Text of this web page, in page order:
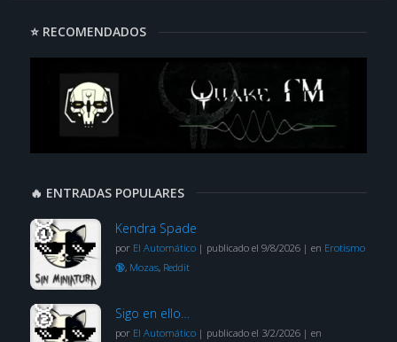
⭐ RECOMENDADOS
🔥 ENTRADAS POPULARES
Kendra Spade
por El Automático| publicado el 9/8/2026| en Erotismo
🔞, Mozas, Reddit
Sigo en ello…
por El Automático| publicado el 3/2/2026| en